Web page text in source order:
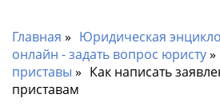
Главная
Юридическая
онлайн - задать вопрос юристу
приставы
Как написать
приставам